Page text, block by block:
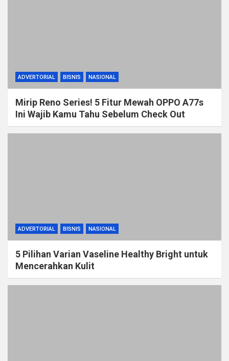
ADVERTORIAL BISNIS NASIONAL
Mirip Reno Series! 5 Fitur Mewah OPPO A77s
Ini Wajib Kamu Tahu Sebelum Check Out
ADVERTORIAL BISNIS NASIONAL
5 Pilihan Varian Vaseline Healthy Bright untuk
Mencerahkan Kulit